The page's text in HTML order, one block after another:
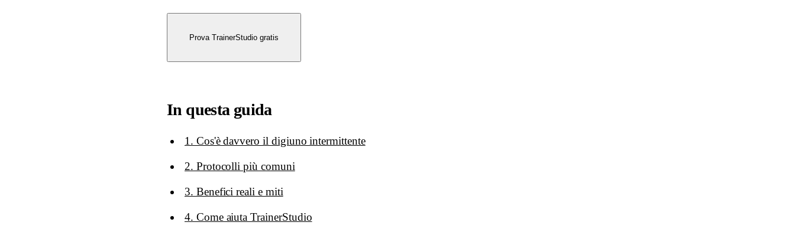
Prova TrainerStudio gratis
In questa guida
1. Cos'è davvero il digiuno intermittente
2. Protocolli più comuni
3. Benefici reali e miti
4. Come aiuta TrainerStudio